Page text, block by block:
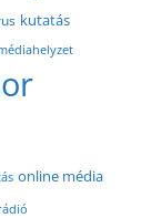
kutatás
online média